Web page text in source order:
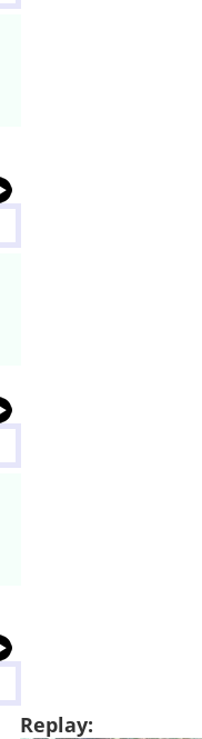
Replay: